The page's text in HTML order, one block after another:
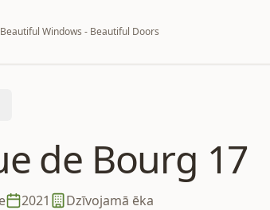
Beautiful Windows - Beautiful Doors
de Bourg 17
2021 Dzīvojamā ēka